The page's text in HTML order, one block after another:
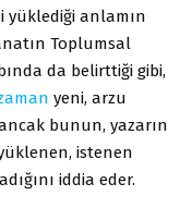
yüklediği anlamın
Toplumsal
da belirttiği gibi,
yeni, arzu
bunun, yazarın
istenen
iddia eder.